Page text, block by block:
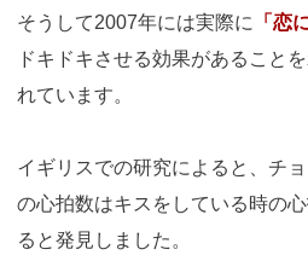
そうして2007年には実際に 「恋
ドキドキさせる効果があること
れています。
イギリスでの研究によると、チ
の心拍数はキスをしている時の
ると発見しました。